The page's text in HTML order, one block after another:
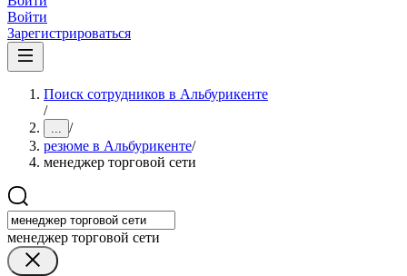
Войти
Зарегистрироваться
Поиск сотрудников в Альбурикенте
/
... /
резюме в Альбурикенте/
менеджер торговой сети
менеджер торговой сети